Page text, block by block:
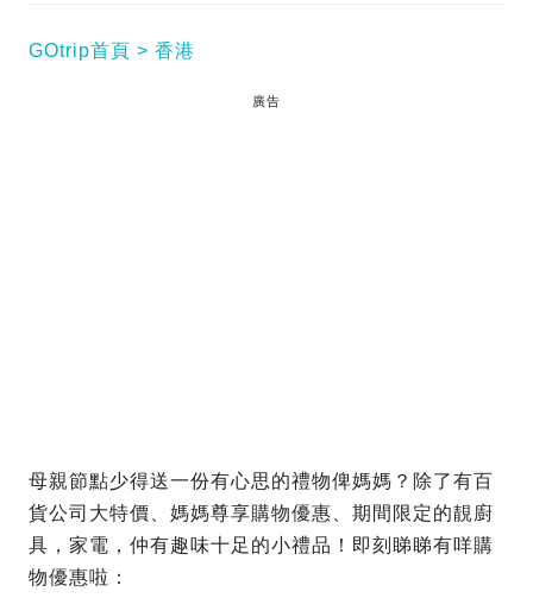
GOtrip首頁 香港
廣告
母親節點少得送一份有心思的禮物俾媽媽？除了有百
貨公司大特價、媽媽尊享購物優惠、期間限定的靚廚
具，家電，仲有趣味十足的小禮品！即刻睇睇有咩購
物優惠啦：